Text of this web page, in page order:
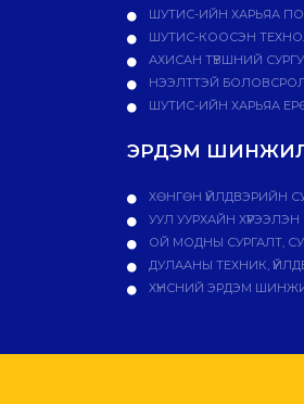
ШУТИС-ИЙН ХАРЬЯА
ШУТИС-КООСЭН
АХИСАН ТҮВШНИЙ
НЭЭЛТТЭЙ
ШУТИС-ИЙН ХАРЬЯА
ЭРДЭМ
ХӨНГӨН ҮЙЛДВЭРИЙН
УУЛ УУРХАЙН ХҮРЭЭЛЭН
ОЙ МОДНЫ СУРГАЛТ,
ДУЛААНЫ ТЕХНИК,
ХҮНСНИЙ ЭРДЭМ